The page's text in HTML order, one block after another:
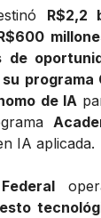
R$2,2
de
programa
de IA
IA aplicada.